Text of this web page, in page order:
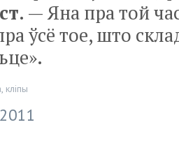
. — Яна пра той
ўсё тое, што
, кліпы